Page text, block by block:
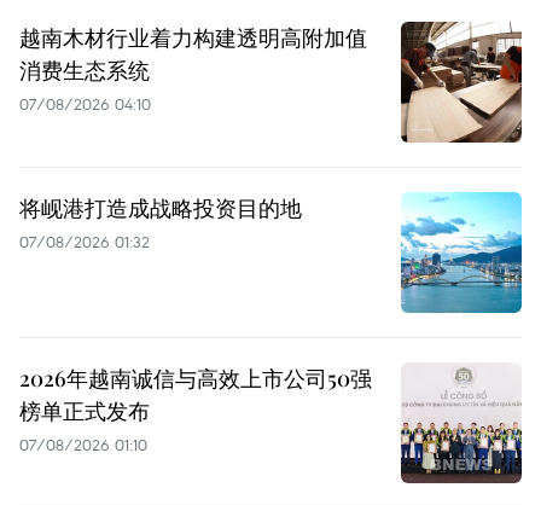
越南木材行业着力构建透明高附加值
消费生态系统
07/08/2026 04:10
将岘港打造成战略投资目的地
07/08/2026 01:32
2026年越南诚信与高效上市公司50强
榜单正式发布
07/08/2026 01:10